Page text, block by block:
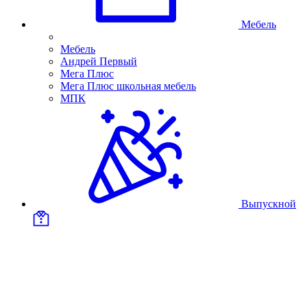
Мебель
Мебель
Андрей Первый
Мега Плюс
Мега Плюс школьная мебель
МПК
Выпускной